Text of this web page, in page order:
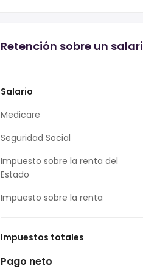
Retención sobre un
Salario
Medicare
Seguridad Social
Impuesto sobre la renta del
Estado
Impuesto sobre la renta
Impuestos totales
Pago neto